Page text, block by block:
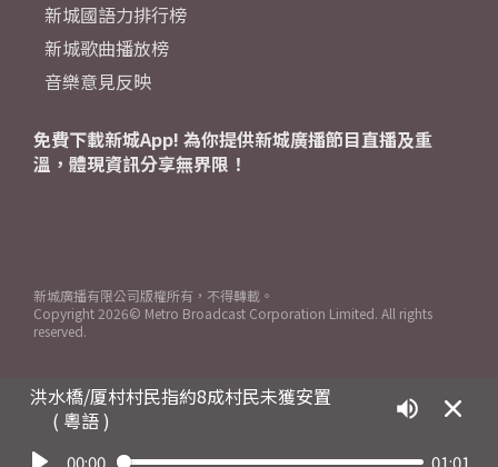
洪水橋/厦村村民指約8成村民未獲安置
( 粵語 )
00:00 01:01
新城國語力排行榜
新城歌曲播放榜
音樂意見反映
免費下載新城App! 為你提供新城廣播節目直播及重
溫，體現資訊分享無界限！
新城廣播有限公司版權所有，不得轉載。
Copyright 2026© Metro Broadcast Corporation Limited. All rights
reserved.